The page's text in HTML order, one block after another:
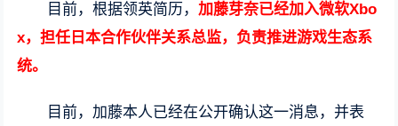
目前，根据领英简历，加藤芽奈已经加入微软Xbo
x，担任日本合作伙伴关系总监，负责推进游戏生态系
统。
目前，加藤本人已经在公开确认这一消息，并表